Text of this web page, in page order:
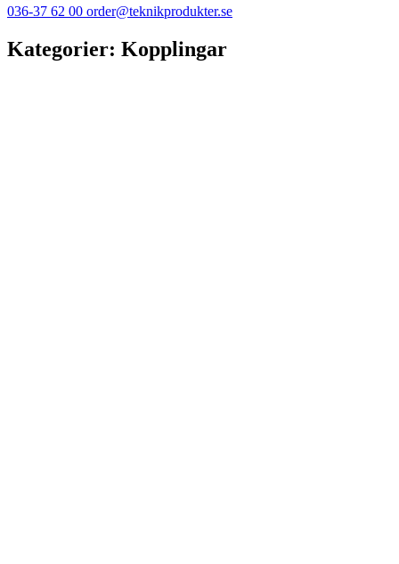
036-37 62 00 order@teknikprodukter.se
Kategorier: Kopplingar